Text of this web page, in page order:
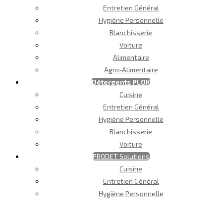
Entretien Général
Hygiène Personnelle
Blanchisserie
Voiture
Alimentaire
Agro-Alimentaire
Détergents PLOK
Cuisine
Entretien Général
Hygiène Personnelle
Blanchisserie
Voiture
PRODET Solutions
Cuisine
Entretien Général
Hygiène Personnelle